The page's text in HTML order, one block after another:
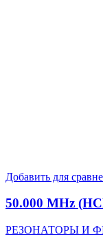
Добавить для
50.000 MHz
РЕЗОНАТОРЫ И